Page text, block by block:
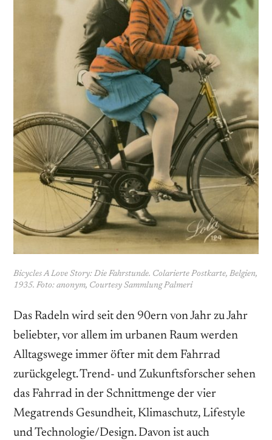
Bicycles A Love Story: Die Fahrstunde. Colarierte Postkarte, Belgien,
1935. Foto: anonym, Courtesy Sammlung Palmeri
Das Radeln wird seit den 90ern von Jahr zu Jahr
beliebter, vor allem im urbanen Raum werden
Alltagswege immer öfter mit dem Fahrrad
zurückgelegt. Trend- und Zukunftsforscher sehen
das Fahrrad in der Schnittmenge der vier
Megatrends Gesundheit, Klimaschutz, Lifestyle
und Technologie/Design. Davon ist auch